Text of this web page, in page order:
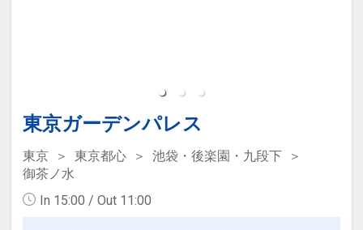
東京ガーデンパレス
東京 東京都心
池袋・後楽園・九段下
御茶ノ水
In 15:00 / Out 11:00